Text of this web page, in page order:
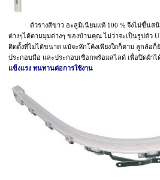
ตัวรางสีขาว อะลูมิเนียมแท้ 100 % จึงไม่ขึ้น
ต่างๆได้ตามมุมต่างๆ ของบ้านคุณ ไม่ว่าจะเป็นรูปตัว
ติดตั้งที่ไม่ได้ขนาด แม้จะหักโค้งเพียงใดก็ตาม ลูกล้อ
ประกอบมือ และประกอบเชือกพร้อมสไลด์ เพื่อปิดผ้า
แข็งแรง ทนทานต่อการใช้งาน